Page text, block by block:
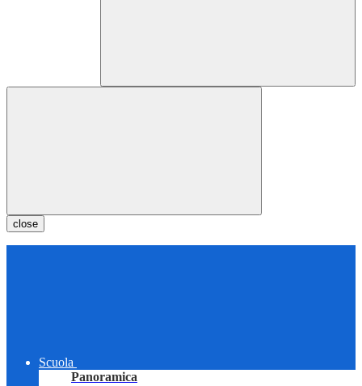
close
Scuola
Panoramica